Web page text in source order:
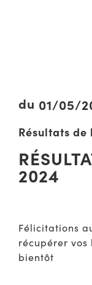
du 01/05/
Résultats de
2024
Félicitations
récupérer
bientôt